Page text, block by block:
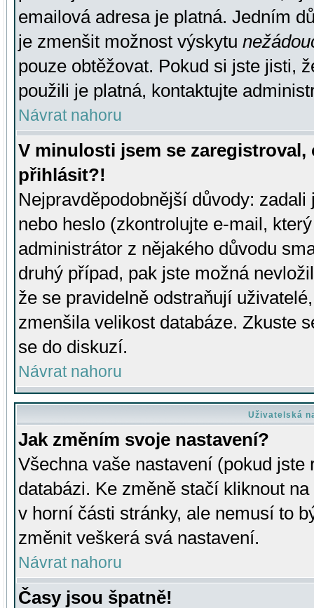
emailová adresa je platná. Jedním
je zmenšit možnost výskytu
pouze obtěžovat. Pokud si jste jisti,
použili je platná, kontaktujte
Návrat nahoru
V minulosti jsem se
přihlásit?!
Nejpravděpodobnější důvody:
nebo heslo (zkontrolujte e-mail,
administrátor z nějakého důvodu
druhý případ, pak jste možná
že se pravidelně odstraňují
zmenšila velikost databáze. Zkuste
se do diskuzí.
Návrat nahoru
Uživatelská
Jak změním svoje nastavení?
Všechna vaše nastavení (pokud
databázi. Ke změně stačí kliknout
v horní části stránky, ale nemusí to
změnit veškerá svá nastavení.
Návrat nahoru
Časy jsou špatně!